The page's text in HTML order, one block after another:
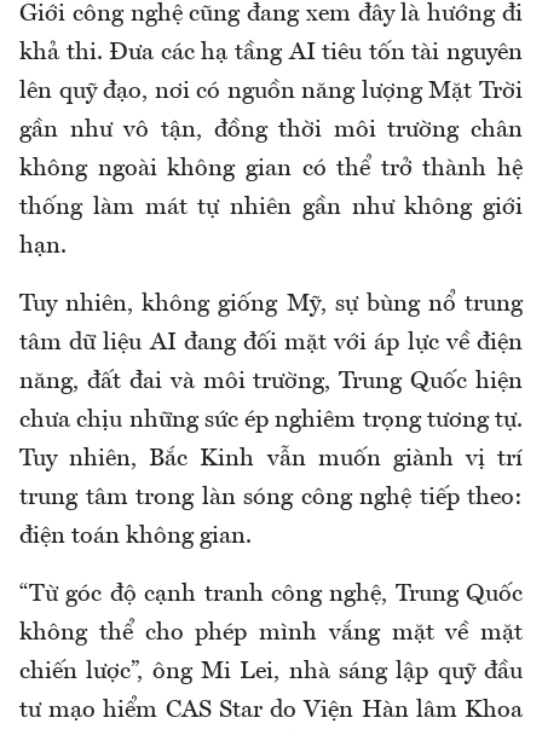
Giới công nghệ cũng đang xem đây là hướng đi
khả thi. Đưa các hạ tầng AI tiêu tốn tài nguyên
lên quỹ đạo, nơi có nguồn năng lượng Mặt Trời
gần như vô tận, đồng thời môi trường chân
không ngoài không gian có thể trở thành hệ
thống làm mát tự nhiên gần như không giới
hạn.
Tuy nhiên, không giống Mỹ, sự bùng nổ trung
tâm dữ liệu AI đang đối mặt với áp lực về điện
năng, đất đai và môi trường, Trung Quốc hiện
chưa chịu những sức ép nghiêm trọng tương tự.
Tuy nhiên, Bắc Kinh vẫn muốn giành vị trí
trung tâm trong làn sóng công nghệ tiếp theo:
điện toán không gian.
“Từ góc độ cạnh tranh công nghệ, Trung Quốc
không thể cho phép mình vắng mặt về mặt
chiến lược”, ông Mi Lei, nhà sáng lập quỹ đầu
tư mạo hiểm CAS Star do Viện Hàn lâm Khoa